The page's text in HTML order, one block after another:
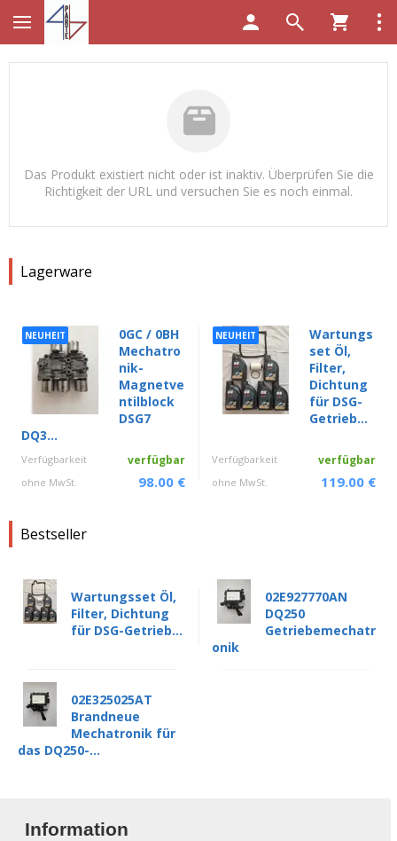
Lagerware
NEUHEIT
0GC / 0BH
Mechatro
nik-
Magnetve
ntilblock
DSG7
DQ3...
Verfügbarkeit verfügbar
ohne MwSt. 98.00 €
NEUHEIT
Wartungs
set Öl,
Filter,
Dichtung
für DSG-
Getrieb...
Verfügbarkeit verfügbar
ohne MwSt. 119.00 €
Bestseller
Wartungsset Öl,
Filter, Dichtung
für DSG-Getrieb...
02E927770AN
DQ250
Getriebemechatr
onik
02E325025AT
Brandneue
Mechatronik für
das DQ250-...
Das Produkt existiert nicht oder ist inaktiv. Überprüfen Sie die
Richtigkeit der URL und versuchen Sie es noch einmal.
Information